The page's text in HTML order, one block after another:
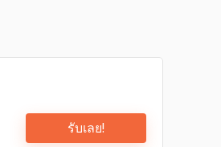
รับเลย!